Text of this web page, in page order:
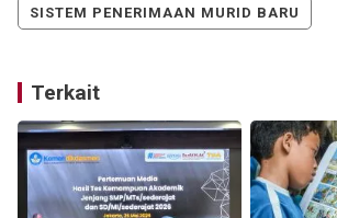
SISTEM PENERIMAAN MURID BARU
Terkait